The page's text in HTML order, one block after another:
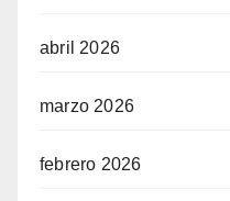
abril 2026
marzo 2026
febrero 2026